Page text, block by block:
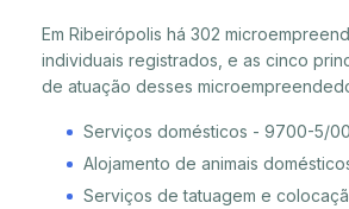
Em Ribeirópolis há 302
individuais registrados, e as cinco
de atuação desses
Serviços domésticos - 9700-5/00
Alojamento de animais
Serviços de tatuagem e